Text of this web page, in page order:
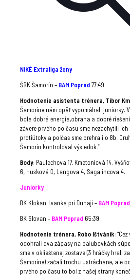
NIKÉ Extraliga ženy
ŠBK Šamorín – BAM Poprad 77:49
Hodnotenie asistenta trénera, Tibor
Šamoríne nám opäť vypomáhali juniorky.
bola dobrá energia,obrana a dobré
závere prvého polčasu sme nezachytili ich
protiútoky a polčas sme prehrali o 8b.
Šamorín kontroloval výsledok.”
Body: Paulechova 17, Kmetoniová 14,
6, Husková 0, Langova 4, Sagalincova 4.
Juniorky
BK Klokani Ivanka pri Dunaji – BAM Poprad
BK Slovan – BAM Poprad 65:39
Hodnotenie trénera, Robo Ištvánik:
odohrali dva zápasy na palubovkách
sme v oklieštenej zostave (3 hráčky hrali
Šamoríne) začali trochu ustráchane, ale
prvého polčasu to bol z našej strany